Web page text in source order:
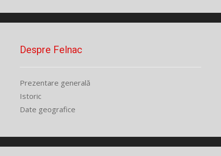
Despre Felnac
Prezentare generală
Istoric
Date geografice